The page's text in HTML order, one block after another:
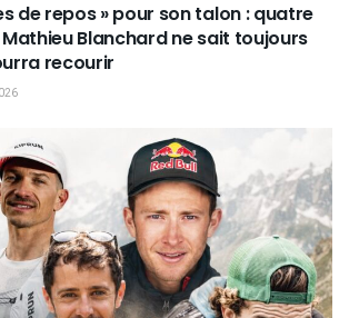
de repos » pour son talon : quatre
Blanchard ne sait toujours
recourir